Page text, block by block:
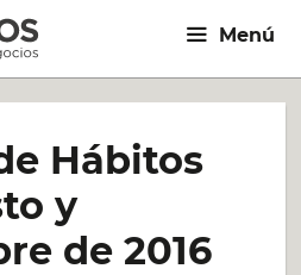
Menú
Hábitos
y
de 2016